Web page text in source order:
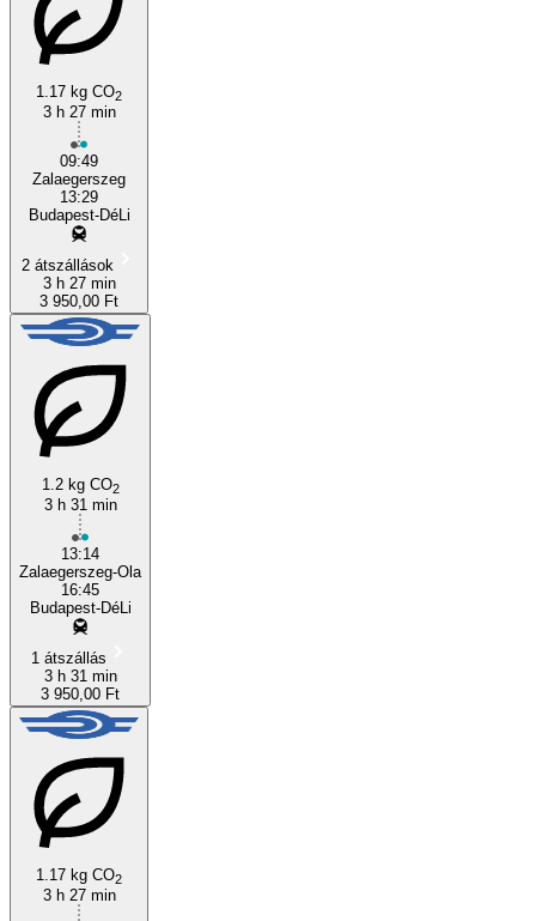
Zalaegerszeg
1.17 kg CO2
3 h 27 min
09:49
Zalaegerszeg
13:29
Budapest-DéLi
2 átszállások
3 h 27 min
3 950,00 Ft
1.2 kg CO2
3 h 31 min
13:14
Zalaegerszeg-Ola
16:45
Budapest-DéLi
1 átszállás
3 h 31 min
3 950,00 Ft
1.17 kg CO2
3 h 27 min